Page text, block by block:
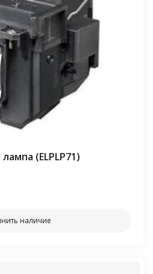
(ELPLP71)
наличие